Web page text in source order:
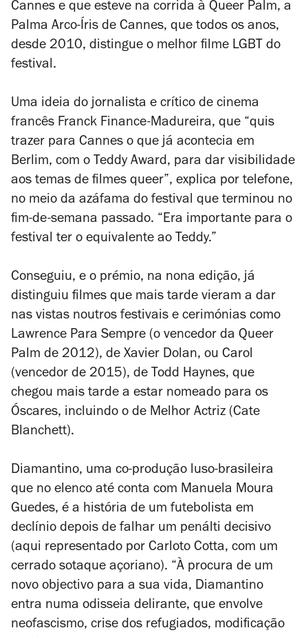
Cannes e que esteve na corrida à Queer Palm, a
Palma Arco-Íris de Cannes, que todos os anos,
desde 2010, distingue o melhor filme LGBT do
festival.
Uma ideia do jornalista e crítico de cinema
francês Franck Finance-Madureira, que “quis
trazer para Cannes o que já acontecia em
Berlim, com o Teddy Award, para dar visibilidade
aos temas de filmes queer”, explica por telefone,
no meio da azáfama do festival que terminou no
fim-de-semana passado. “Era importante para o
festival ter o equivalente ao Teddy.”
Conseguiu, e o prémio, na nona edição, já
distinguiu filmes que mais tarde vieram a dar
nas vistas noutros festivais e cerimónias como
Lawrence Para Sempre (o vencedor da Queer
Palm de 2012), de Xavier Dolan, ou Carol
(vencedor de 2015), de Todd Haynes, que
chegou mais tarde a estar nomeado para os
Óscares, incluindo o de Melhor Actriz (Cate
Blanchett).
Diamantino, uma co-produção luso-brasileira
que no elenco até conta com Manuela Moura
Guedes, é a história de um futebolista em
declínio depois de falhar um penálti decisivo
(aqui representado por Carloto Cotta, com um
cerrado sotaque açoriano). “À procura de um
novo objectivo para a sua vida, Diamantino
entra numa odisseia delirante, que envolve
neofascismo, crise dos refugiados, modificação